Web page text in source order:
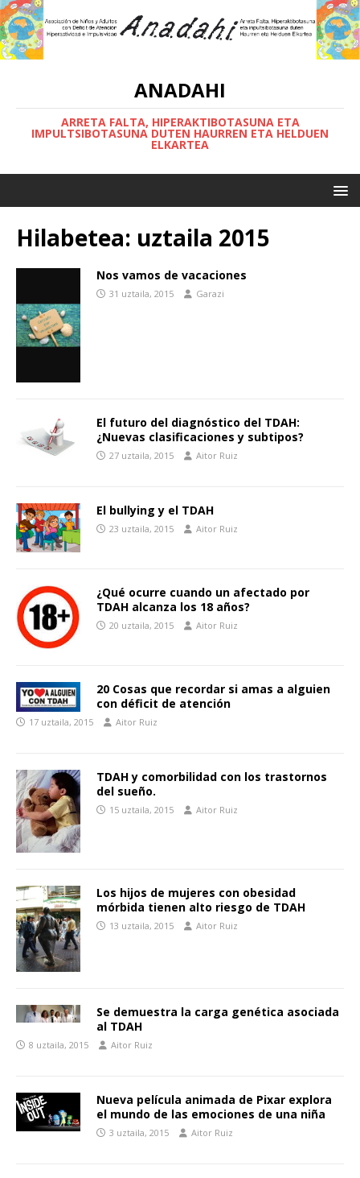
ANADAHI
ARRETA FALTA, HIPERAKTIBOTASUNA ETA
IMPULTSIBOTASUNA DUTEN HAURREN ETA HELDUEN
ELKARTEA
Hilabetea: uztaila 2015
Nos vamos de vacaciones
31 uztaila, 2015 Garazi
El futuro del diagnóstico del TDAH:
¿Nuevas clasificaciones y subtipos?
27 uztaila, 2015 Aitor Ruiz
El bullying y el TDAH
23 uztaila, 2015 Aitor Ruiz
¿Qué ocurre cuando un afectado por
TDAH alcanza los 18 años?
20 uztaila, 2015 Aitor Ruiz
20 Cosas que recordar si amas a alguien
con déficit de atención
17 uztaila, 2015 Aitor Ruiz
TDAH y comorbilidad con los trastornos
del sueño.
15 uztaila, 2015 Aitor Ruiz
Los hijos de mujeres con obesidad
mórbida tienen alto riesgo de TDAH
13 uztaila, 2015 Aitor Ruiz
Se demuestra la carga genética asociada
al TDAH
8 uztaila, 2015 Aitor Ruiz
Nueva película animada de Pixar explora
el mundo de las emociones de una niña
3 uztaila, 2015 Aitor Ruiz